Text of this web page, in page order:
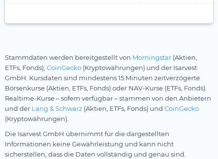
Stammdaten werden bereitgestellt von Morningstar (Aktien,
ETFs, Fonds), CoinGecko (Kryptowährungen) und der Isarvest
GmbH. Kursdaten sind mindestens 15 Minuten zeitverzögerte
Börsenkurse (Aktien, ETFs, Fonds) oder NAV-Kurse (ETFs, Fonds).
Realtime-Kurse – sofern verfügbar – stammen von den Anbietern
und der Lang & Schwarz (Aktien, ETFs, Fonds) und CoinGecko
(Kryptowährungen).
Die Isarvest GmbH übernimmt für die dargestellten
Informationen keine Gewährleistung und kann nicht
sicherstellen, dass die Daten vollständig und genau sind.